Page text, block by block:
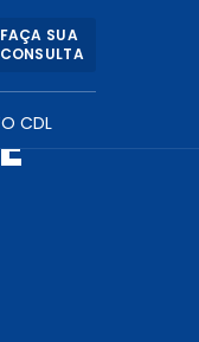
FAÇA SUA
CONSULTA
CDL